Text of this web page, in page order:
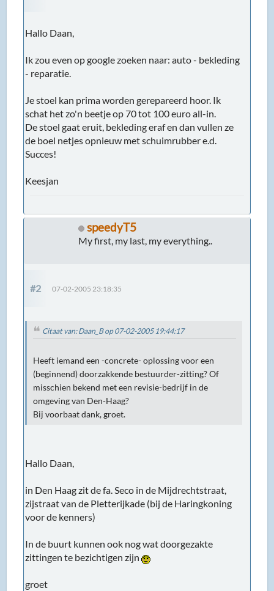
Hallo Daan,
Ik zou even op google zoeken naar: auto - bekleding
- reparatie.
Je stoel kan prima worden gerepareerd hoor. Ik
schat het zo'n beetje op 70 tot 100 euro all-in.
De stoel gaat eruit, bekleding eraf en dan vullen ze
de boel netjes opnieuw met schuimrubber e.d.
Succes!
Keesjan
speedyT5
My first, my last, my everything..
#2 07-02-2005 23:18:35
Citaat van: Daan_B op 07-02-2005 19:44:17
Heeft iemand een -concrete- oplossing voor een
(beginnend) doorzakkende bestuurder-zitting? Of
misschien bekend met een revisie-bedrijf in de
omgeving van Den-Haag?
Bij voorbaat dank, groet.
Hallo Daan,
in Den Haag zit de fa. Seco in de Mijdrechtstraat,
zijstraat van de Pletterijkade (bij de Haringkoning
voor de kenners)
In de buurt kunnen ook nog wat doorgezakte
zittingen te bezichtigen zijn
groet